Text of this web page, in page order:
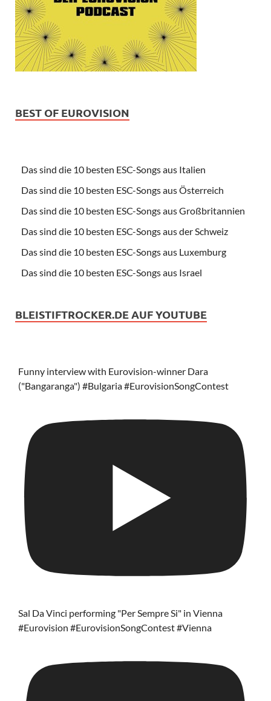
BEST OF EUROVISION
Das sind die 10 besten ESC-Songs aus Italien
Das sind die 10 besten ESC-Songs aus Österreich
Das sind die 10 besten ESC-Songs aus Großbritannien
Das sind die 10 besten ESC-Songs aus der Schweiz
Das sind die 10 besten ESC-Songs aus Luxemburg
Das sind die 10 besten ESC-Songs aus Israel
BLEISTIFTROCKER.DE AUF YOUTUBE
Funny interview with Eurovision-winner Dara
("Bangaranga") #Bulgaria #EurovisionSongContest
Sal Da Vinci performing "Per Sempre Si" in Vienna
#Eurovision #EurovisionSongContest #Vienna